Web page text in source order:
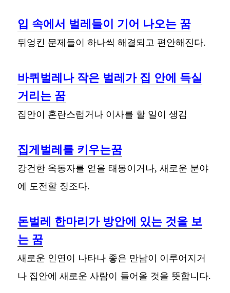
입 속에서 벌레들이 기어 나오는 꿈
뒤엉킨 문제들이 하나씩 해결되고 편안해진다.
바퀴벌레나 작은 벌레가 집 안에 득실
거리는 꿈
집안이 혼란스럽거나 이사를 할 일이 생김
집게벌레를 키우는꿈
강건한 옥동자를 얻을 태몽이거나, 새로운 분야
에 도전할 징조다.
돈벌레 한마리가 방안에 있는 것을 보
는 꿈
새로운 인연이 나타나 좋은 만남이 이루어지거
나 집안에 새로운 사람이 들어올 것을 뜻합니다.